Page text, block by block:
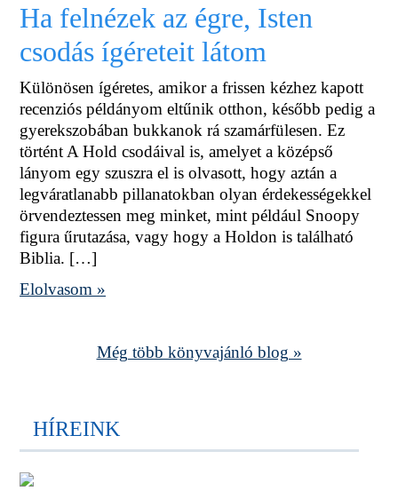
Ha felnézek az égre, Isten
csodás ígéreteit látom
Különösen ígéretes, amikor a frissen kézhez kapott
recenziós példányom eltűnik otthon, később pedig a
gyerekszobában bukkanok rá szamárfülesen. Ez
történt A Hold csodáival is, amelyet a középső
lányom egy szuszra el is olvasott, hogy aztán a
legváratlanabb pillanatokban olyan érdekességekkel
örvendeztessen meg minket, mint például Snoopy
figura űrutazása, vagy hogy a Holdon is található
Biblia. […]
Elolvasom »
Még több könyvajánló blog »
HÍREINK